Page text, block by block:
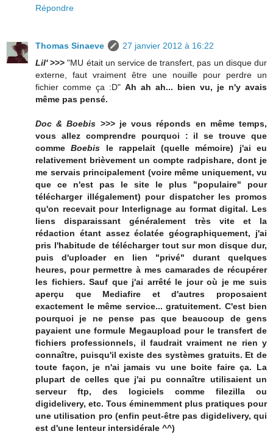
Répondre
Thomas Sinaeve
27 janvier 2012 à 16:22
Lil'>>> "MU était un service de transfert, pas un disque dur
externe, faut vraiment être une nouille pour perdre un
fichier comme ça :D" Ah ah ah... bien vu, je n'y avais
même pas pensé.
Doc & Boebis >>> je vous réponds en même temps,
vous allez comprendre pourquoi : il se trouve que
commeBoebis le rappelait (quelle mémoire) j'ai eu
relativement brièvement un compte radpishare, dont je
me servais principalement (voire même uniquement, vu
que ce n'est pas le site le plus "populaire" pour
télécharger illégalement) pour dispatcher les promos
qu'on recevait pour Interlignage au format digital. Les
liens disparaissant généralement très vite et la
rédaction étant assez éclatée géographiquement, j'ai
pris l'habitude de télécharger tout sur mon disque dur,
puis d'uploader en lien "privé" durant quelques
heures, pour permettre à mes camarades de récupérer
les fichiers. Sauf que j'ai arrêté le jour où je me suis
aperçu que Mediafire et d'autres proposaient
exactement le même service... gratuitement. C'est bien
pourquoi je ne pense pas que beaucoup de gens
payaient une formule Megaupload pour le transfert de
fichiers professionnels, il faudrait vraiment ne rien y
connaître, puisqu'il existe des systèmes gratuits. Et de
toute façon, je n'ai jamais vu une boite faire ça. La
plupart de celles que j'ai pu connaître utilisaient un
serveur ftp, des logiciels comme filezilla ou
digidelivery, etc. Tous éminemment plus pratiques pour
une utilisation pro (enfin peut-être pas digidelivery, qui
est d'une lenteur intersidérale ^^)